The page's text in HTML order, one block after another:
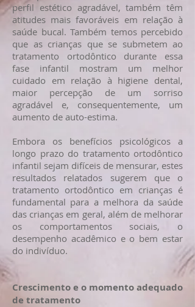
perfil estético agradável, também têm
atitudes mais favoráveis ​​em relação à
saúde bucal. Também temos percebido
que as crianças que se submetem ao
tratamento ortodôntico durante essa
fase infantil mostram um melhor
cuidado em relação à higiene dental,
maior percepção de um sorriso
agradável e, consequentemente, um
aumento de auto-estima.
Embora os benefícios psicológicos a
longo prazo do tratamento ortodôntico
infantil sejam difíceis de mensurar, estes
resultados relatados sugerem que o
tratamento ortodôntico em crianças é
fundamental para a melhora da saúde
das crianças em geral, além de melhorar
os comportamentos sociais, o
desempenho acadêmico e o bem estar
do indivíduo.
Crescimento e o momento adequado
de tratamento